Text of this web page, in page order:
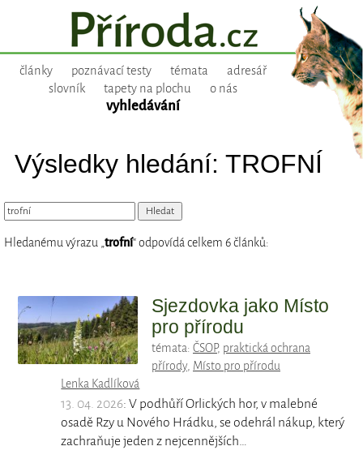
články poznávací testy témata
adresář
slovník
tapety na plochu o nás
vyhledávání
Výsledky hledání: TROFNÍ
Hledanému výrazu „trofní“ odpovídá celkem 6 článků:
Sjezdovka jako Místo
pro přírodu
témata: ČSOP, praktická ochrana
přírody, Místo pro přírodu
Lenka Kadlíková
13. 04. 2026: V podhůří Orlických hor, v malebné
osadě Rzy u Nového Hrádku, se odehrál nákup, který
zachraňuje jeden z nejcennějších…